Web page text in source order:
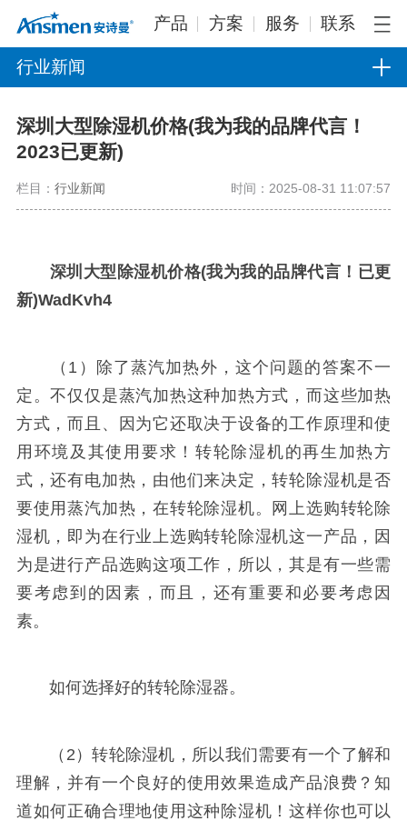
产品 方案 服务 联系
行业新闻
深圳大型除湿机价格(我为我的品牌代言！
2023已更新)
栏目： 行业新闻 时间：2025-08-31 11:07:57
深圳大型除湿机价格(我为我的品牌代言！已更
新)WadKvh4
（1）除了蒸汽加热外，这个问题的答案不一
定。不仅仅是蒸汽加热这种加热方式，而这些加热
方式，而且、因为它还取决于设备的工作原理和使
用环境及其使用要求！转轮除湿机的再生加热方
式，还有电加热，由他们来决定，转轮除湿机是否
要使用蒸汽加热，在转轮除湿机。网上选购转轮除
湿机，即为在行业上选购转轮除湿机这一产品，因
为是进行产品选购这项工作，所以，其是有一些需
要考虑到的因素，而且，还有重要和必要考虑因
素。
如何选择好的转轮除湿器。
（2）转轮除湿机，所以我们需要有一个了解和
理解，并有一个良好的使用效果造成产品浪费？知
道如何正确合理地使用这种除湿机！这样你也可以